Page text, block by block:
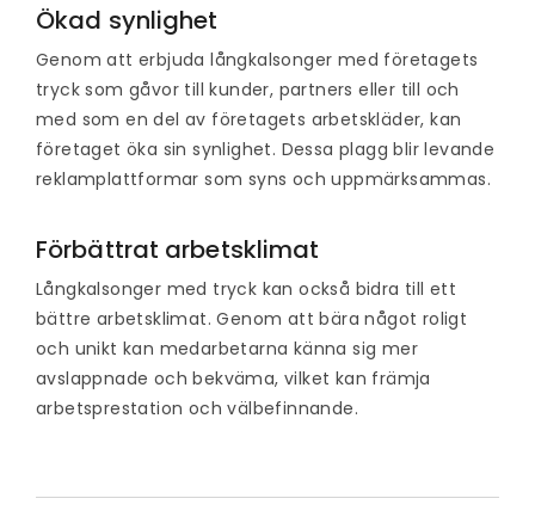
Ökad synlighet
Genom att erbjuda långkalsonger med företagets
tryck som gåvor till kunder, partners eller till och
med som en del av företagets arbetskläder, kan
företaget öka sin synlighet. Dessa plagg blir levande
reklamplattformar som syns och uppmärksammas.
Förbättrat arbetsklimat
Långkalsonger med tryck kan också bidra till ett
bättre arbetsklimat. Genom att bära något roligt
och unikt kan medarbetarna känna sig mer
avslappnade och bekväma, vilket kan främja
arbetsprestation och välbefinnande.